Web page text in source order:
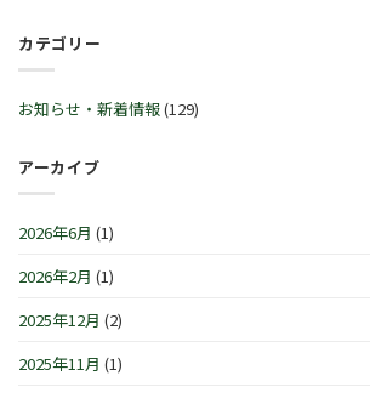
™
ブ
レ
ョ
IN
浜/
町』！！
は
ル
21
～
1
(日)
は
30
年
4
始
お
知
で
は
カテゴリー
お知らせ・新着情報(129)
アーカイブ
2026年6月 (1)
2026年2月 (1)
2025年12月 (2)
2025年11月 (1)